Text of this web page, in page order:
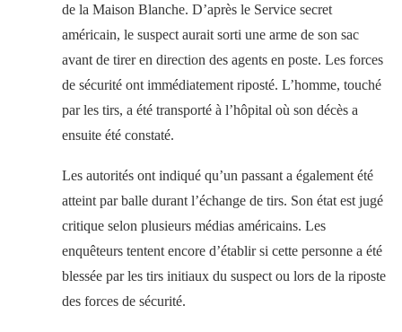
de la Maison Blanche. D’après le Service secret
américain, le suspect aurait sorti une arme de son sac
avant de tirer en direction des agents en poste. Les forces
de sécurité ont immédiatement riposté. L’homme, touché
par les tirs, a été transporté à l’hôpital où son décès a
ensuite été constaté.
Les autorités ont indiqué qu’un passant a également été
atteint par balle durant l’échange de tirs. Son état est jugé
critique selon plusieurs médias américains. Les
enquêteurs tentent encore d’établir si cette personne a été
blessée par les tirs initiaux du suspect ou lors de la riposte
des forces de sécurité.